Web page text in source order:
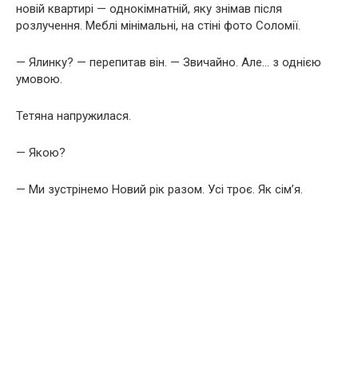
новій квартирі — однокімнатній, яку знімав після
розлучення. Меблі мінімальні, на стіні фото Соломії.
— Ялинку? — перепитав він. — Звичайно. Але… з однією
умовою.
Тетяна напружилася.
— Якою?
— Ми зустрінемо Новий рік разом. Усі троє. Як сім’я.